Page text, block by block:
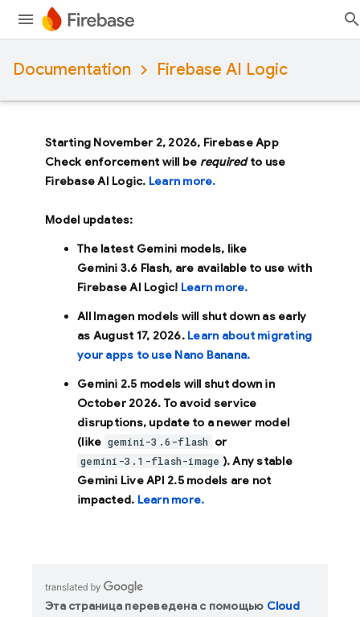
Documentation Firebase AI Logic
Starting November 2, 2026, Firebase App
Check enforcement will be requiredto use
Firebase AI Logic. Learn more.
Model updates:
The latest Gemini models, like
Gemini 3.6 Flash, are available to use with
Firebase AI Logic! Learn more.
All Imagen models will shut down as early
as August 17, 2026. Learn about migrating
your apps to use Nano Banana.
Gemini 2.5 models will shut down in
October 2026. To avoid service
disruptions, update to a newer model
(like gemini-3.6-flash or
gemini-3.1-flash-image ). Any stable
Gemini Live API 2.5 models are not
impacted. Learn more.
Эта страница переведена с помощью Cloud